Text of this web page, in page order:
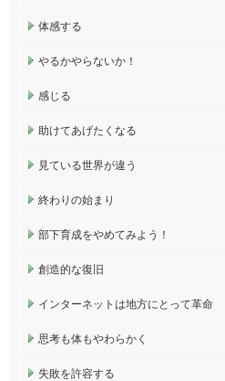
体感する
やるかやらないか！
感じる
助けてあげたくなる
見ている世界が違う
終わりの始まり
部下育成をやめてみよう！
創造的な復旧
インターネットは地方にとって革命
思考も体もやわらかく
失敗を許容する